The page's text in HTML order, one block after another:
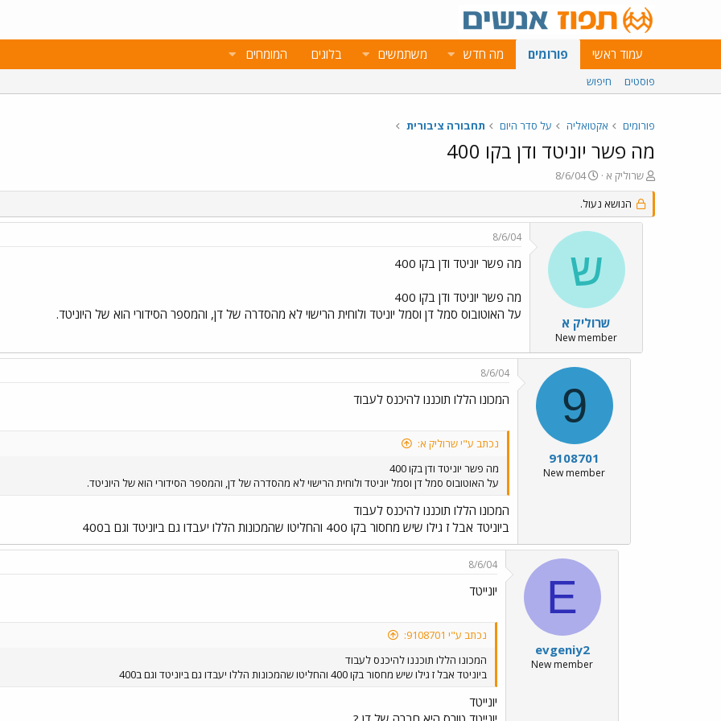
עמוד ראשי פורומים מה חדש משתמשים בלוגים המומחים
פוסטים חיפוש
פורומים אקטואליה על סדר היום תחבורה ציבורית
מה פשר יוניטד ודן בקו 400
פ
ו
ת
ח
שרוליק א
פ
ו
ר
ס
ם
ת
א
ר
י
ך
8/6/04
הנושא נעול.
ש
שרוליק א
New member
8/6/04
מה פשר יוניטד ודן בקו 400
מה פשר יוניטד ודן בקו 400
על האוטובוס סמל דן וסמל יוניטד ולוחית הרישוי לא מהסדרה של דן, והמספר הסידורי הוא של היוניטד.
9
9108701
New member
8/6/04
המכונו הללו תוכננו להיכנס לעבוד
נכתב ע"י שרוליק א:
מה פשר יוניטד ודן בקו 400
על האוטובוס סמל דן וסמל יוניטד ולוחית הרישוי לא מהסדרה של דן, והמספר הסידורי הוא של היוניטד.
המכונו הללו תוכננו להיכנס לעבוד
ביוניטד אבל ז גילו שיש מחסור בקו 400 והחליטו שהמכונות הללו יעבדו גם ביוניטד וגם ב400
E
evgeniy2
New member
8/6/04
יונייטד
נכתב ע"י 9108701:
המכונו הללו תוכננו להיכנס לעבוד
ביוניטד אבל ז גילו שיש מחסור בקו 400 והחליטו שהמכונות הללו יעבדו גם ביוניטד וגם ב400
יונייטד